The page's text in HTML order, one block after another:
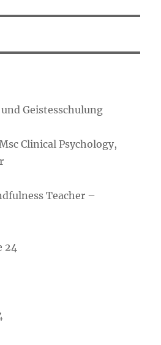
Geistesschulung
Clinical Psychology,
Teacher –
24